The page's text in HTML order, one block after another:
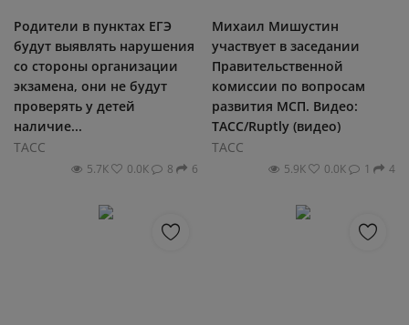
Родители в пунктах ЕГЭ
будут выявлять нарушения
со стороны организации
экзамена, они не будут
проверять у детей
наличие...
ТАСС
5.7К 0.0К 8 6
Михаил Мишустин
участвует в заседании
Правительственной
комиссии по вопросам
развития МСП. Видео:
ТАСС/Ruptly (видео)
ТАСС
5.9К 0.0К 1 4